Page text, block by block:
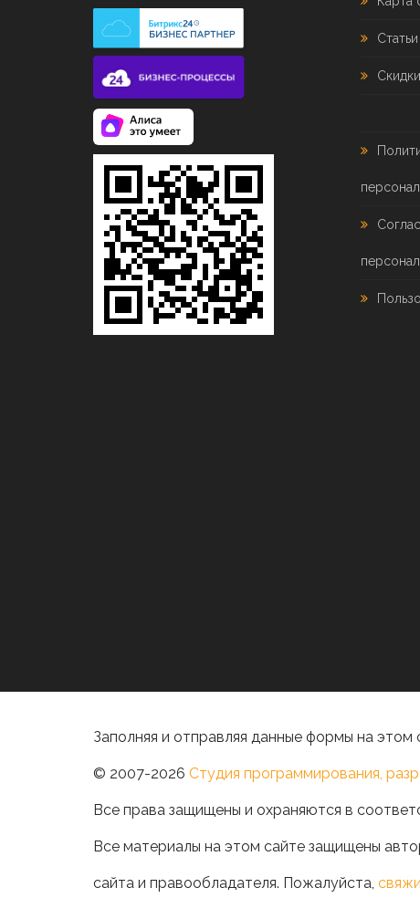
Статьи
Заполняя и отправляя данные формы на этом
© 2007-2026 Студия программирования,
Все права защищены и охраняются в
Все материалы на этом сайте защищены
сайта и правообладателя. Пожалуйста,